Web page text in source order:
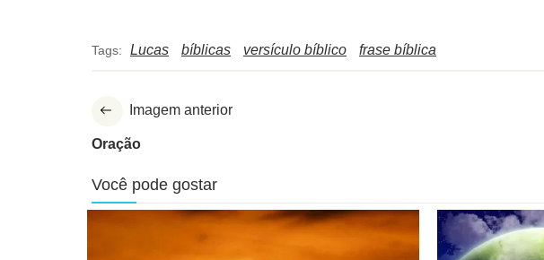
Tags: Lucas bíblicas versículo bíblico frase bíblica
Imagem anterior
Oração
Você pode gostar